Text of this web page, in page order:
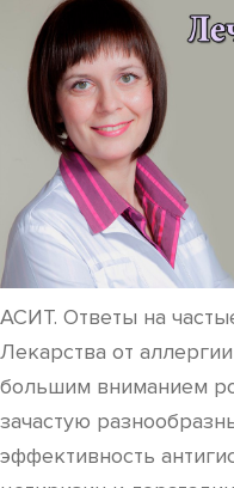
АСИТ. Ответы на
Лекарства от
большим вниманием
зачастую
эффективность